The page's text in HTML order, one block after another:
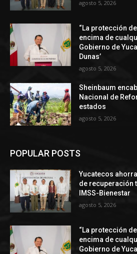
agosto 5, 2026
“La protección
encima de
Gobierno de
Dunas’
agosto 5, 2026
Sheinbaum
Nacional de
estados
agosto 5, 2026
POPULAR POSTS
Yucatecos
de recuperación
IMSS-Bienestar
agosto 5, 2026
“La protección
encima de
Gobierno de